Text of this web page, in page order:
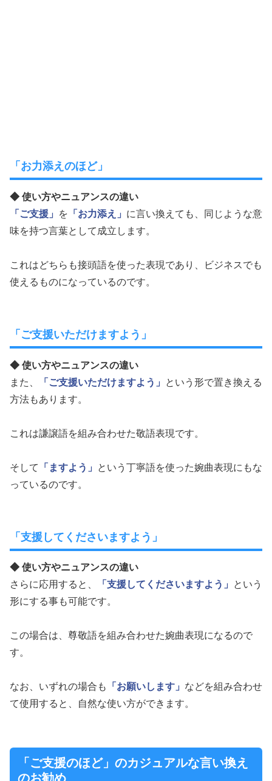
「お力添えのほど」
◆ 使い方やニュアンスの違い
「ご支援」
を 「お力添え」 に言い換えても、同じような意
味を持つ言葉として成立します。
これはどちらも接頭語を使った表現であり、ビジネスでも
使えるものになっているのです。
「ご支援いただけますよう」
◆ 使い方やニュアンスの違い
また、
「ご支援いただけますよう」
という形で置き換える
方法もあります。
これは謙譲語を組み合わせた敬語表現です。
そして 「ますよう」
という丁寧語を使った婉曲表現にもな
っているのです。
「支援してくださいますよう」
◆ 使い方やニュアンスの違い
さらに応用すると、
「支援してくださいますよう」
という
形にする事も可能です。
この場合は、尊敬語を組み合わせた婉曲表現になるので
す。
なお、いずれの場合も 「お願いします」 などを組み合わせ
て使用すると、自然な使い方ができます。
「ご支援のほど」のカジュアルな言い換え
のお勧め